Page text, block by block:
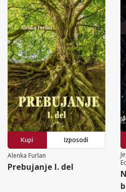
Kupi
Izposodi
Alenka Furlan
Prebujanje I. del